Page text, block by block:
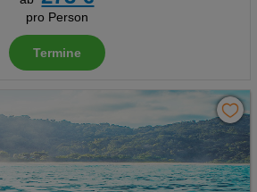
pro Person
Termine